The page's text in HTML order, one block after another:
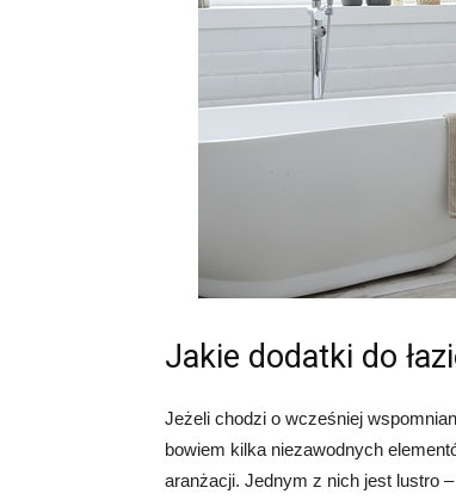
Jakie dodatki do
Jeżeli chodzi o wcześniej
bowiem kilka niezawodnych
aranżacji. Jednym z nich jest lustro